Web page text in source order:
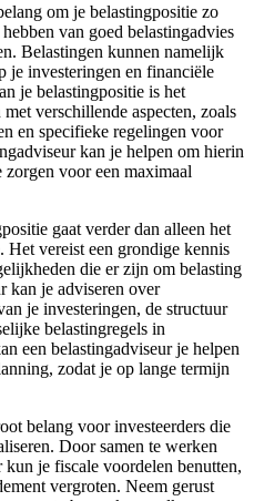
om je belastingpositie zo
van goed belastingadvies
Belastingen kunnen namelijk
je investeringen en financiële
je belastingpositie is het
verschillende aspecten, zoals
en specifieke regelingen voor
kan je helpen om hierin
zorgen voor een maximaal
gaat verder dan alleen het
vereist een grondige kennis
die er zijn om belasting
kan je adviseren over
je investeringen, de structuur
belastingregels in
een belastingadviseur je helpen
zodat je op lange termijn
belang voor investeerders die
Door samen te werken
kun je fiscale voordelen benutten,
vergroten. Neem gerust